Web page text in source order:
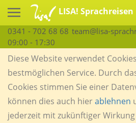
LISA! Sprachreisen
0341 - 702 68 68 team@lisa-
09:00 - 17:30
Diese Website verwendet
bestmöglichen Service. Durch
Cookies stimmen Sie einer
können dies auch hierablehnen
jederzeit mit zukünftiger